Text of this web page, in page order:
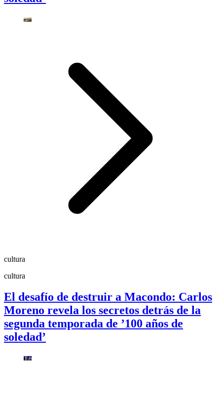
cultura
cultura
El desafío de destruir a Macondo: Carlos
Moreno revela los secretos detrás de la
segunda temporada de ’100 años de
soledad’